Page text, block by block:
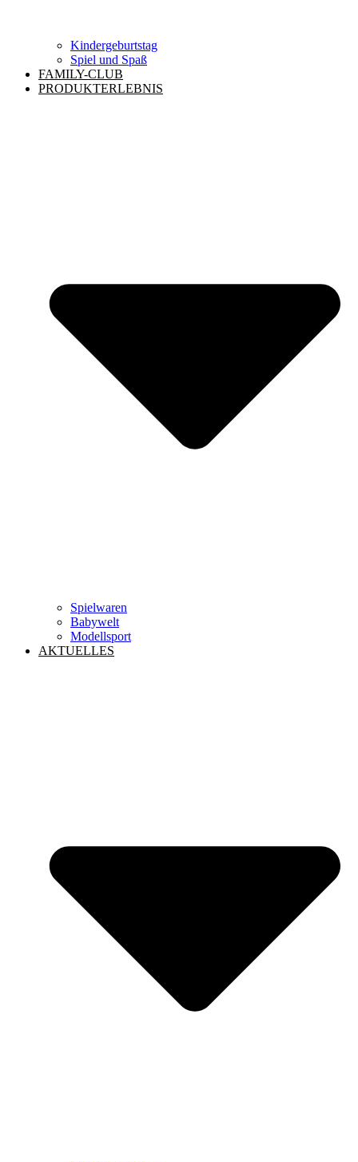
Kindergeburtstag
Spiel und Spaß
FAMILY-CLUB
PRODUKTERLEBNIS
Spielwaren
Babywelt
Modellsport
AKTUELLES